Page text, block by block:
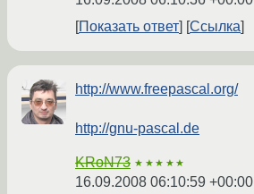
Показать ответ
Ссылка
http://www.freepascal.org/
http://gnu-pascal.de
KRoN73 ★★★★★
16.09.2008 06:10:59 +00:00